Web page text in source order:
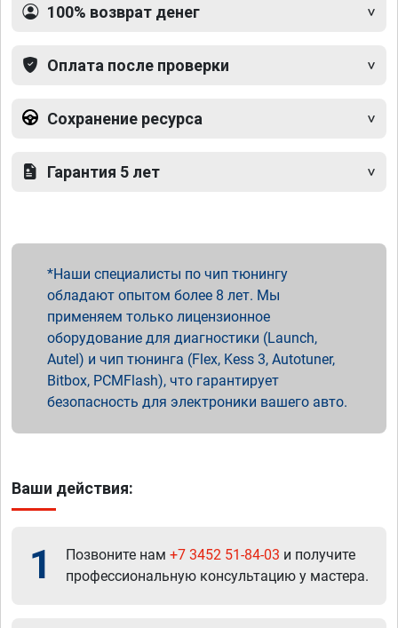
100% возврат денег
Оплата после проверки
Сохранение ресурса
Гарантия 5 лет
Наши специалисты по чип тюнингу
обладают опытом более 8 лет. Мы
применяем только лицензионное
оборудование для диагностики (Launch,
Autel) и чип тюнинга (Flex, Kess 3, Autotuner,
Bitbox, PCMFlash), что гарантирует
безопасность для электроники вашего авто.
Ваши действия:
1 Позвоните нам +7 3452 51-84-03 и получите
профессиональную консультацию у мастера.